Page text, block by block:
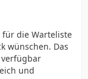
für die Warteliste
wünschen. Das
und